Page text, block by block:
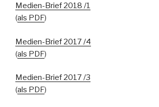
Medien-Brief 2018 /1
(als PDF)
Medien-Brief 2017 /4
(als PDF)
Medien-Brief 2017 /3
(als PDF)